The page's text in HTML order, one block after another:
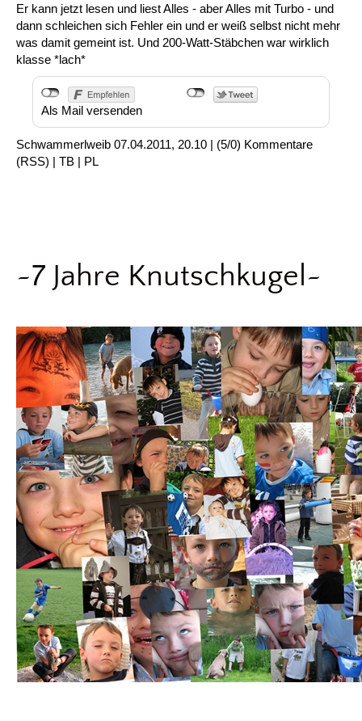
Er kann jetzt lesen und liest Alles - aber Alles mit Turbo - und
dann schleichen sich Fehler ein und er weiß selbst nicht mehr
was damit gemeint ist. Und 200-Watt-Stäbchen war wirklich
klasse *lach*
Als Mail versenden
Schwammerlweib 07.04.2011, 20.10 | (5/0) Kommentare
(RSS) | TB | PL
~7 Jahre Knutschkugel~